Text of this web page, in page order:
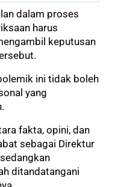
dalam proses
harus
keputusan
ini tidak boleh
yang
fakta, opini, dan
sebagai Direktur
ditandatangani